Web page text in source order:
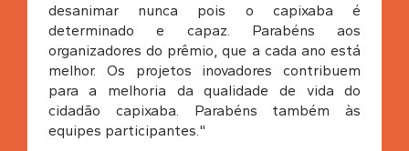
desanimar nunca pois o capixaba é
determinado e capaz. Parabéns aos
organizadores do prêmio, que a cada ano está
melhor. Os projetos inovadores contribuem
para a melhoria da qualidade de vida do
cidadão capixaba. Parabéns também às
equipes participantes."